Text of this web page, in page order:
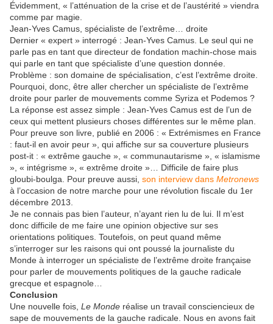
Évidemment, « l’atténuation de la crise et de l’austérité » viendra
comme par magie.
Jean-Yves Camus, spécialiste de l’extrême… droite
Dernier « expert » interrogé : Jean-Yves Camus. Le seul qui ne
parle pas en tant que directeur de fondation machin-chose mais
qui parle en tant que spécialiste d’une question donnée.
Problème : son domaine de spécialisation, c’est l’extrême droite.
Pourquoi, donc, être aller chercher un spécialiste de l’extrême
droite pour parler de mouvements comme Syriza et Podemos ?
La réponse est assez simple : Jean-Yves Camus est de l’un de
ceux qui mettent plusieurs choses différentes sur le même plan.
Pour preuve son livre, publié en 2006 : « Extrémismes en France
: faut-il en avoir peur », qui affiche sur sa couverture plusieurs
post-it : « extrême gauche », « communautarisme », « islamisme
», « intégrisme », « extrême droite »… Difficile de faire plus
gloubi-boulga. Pour preuve aussi, son interview dans Metronews
à l’occasion de notre marche pour une révolution fiscale du 1er
décembre 2013.
Je ne connais pas bien l’auteur, n’ayant rien lu de lui. Il m’est
donc difficile de me faire une opinion objective sur ses
orientations politiques. Toutefois, on peut quand même
s’interroger sur les raisons qui ont poussé la journaliste du
Monde à interroger un spécialiste de l’extrême droite française
pour parler de mouvements politiques de la gauche radicale
grecque et espagnole…
Conclusion
Une nouvelle fois, Le Monde réalise un travail consciencieux de
sape de mouvements de la gauche radicale. Nous en avons fait